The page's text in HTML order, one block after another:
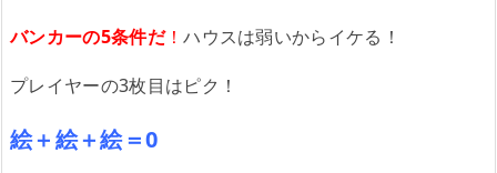
バンカーの5条件だ！ハウスは弱いからイケる！
プレイヤーの3枚目はピク！
絵＋絵＋絵＝0